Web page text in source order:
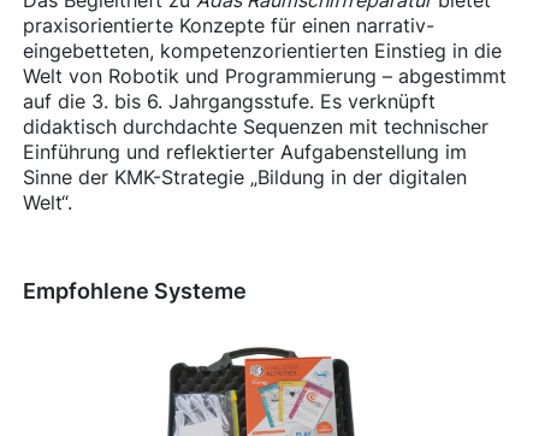
praxisorientierte Konzepte für einen narrativ-
eingebetteten, kompetenzorientierten Einstieg in die
Welt von Robotik und Programmierung – abgestimmt
auf die 3. bis 6. Jahrgangsstufe. Es verknüpft
didaktisch durchdachte Sequenzen mit technischer
Einführung und reflektierter Aufgabenstellung im
Sinne der KMK-Strategie „Bildung in der digitalen
Welt“.
Empfohlene Systeme